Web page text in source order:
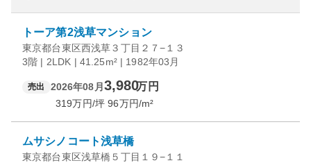
トーア第2浅草マンション
東京都台東区西浅草３丁目２７−１３
3階 | 2LDK | 41.25m² | 1982年03月
売出 2026年08月 3,980万円
319万円/坪 96万円/m²
ムサシノコート浅草橋
東京都台東区浅草橋５丁目１９−１１